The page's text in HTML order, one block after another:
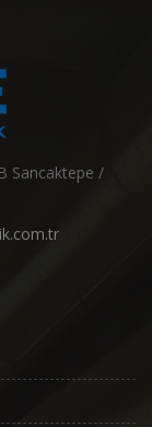
Sancaktepe /